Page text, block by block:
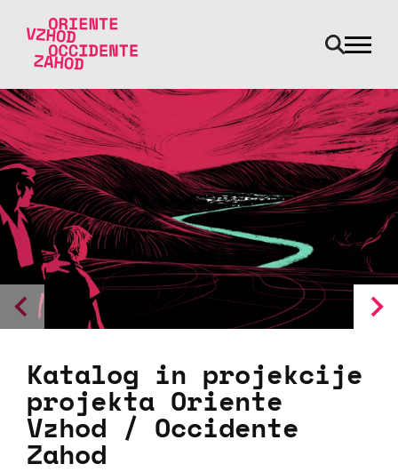
Skoči na vsebino
odpri
Katalog in projekcije
projekta Oriente
Vzhod / Occidente
Zahod